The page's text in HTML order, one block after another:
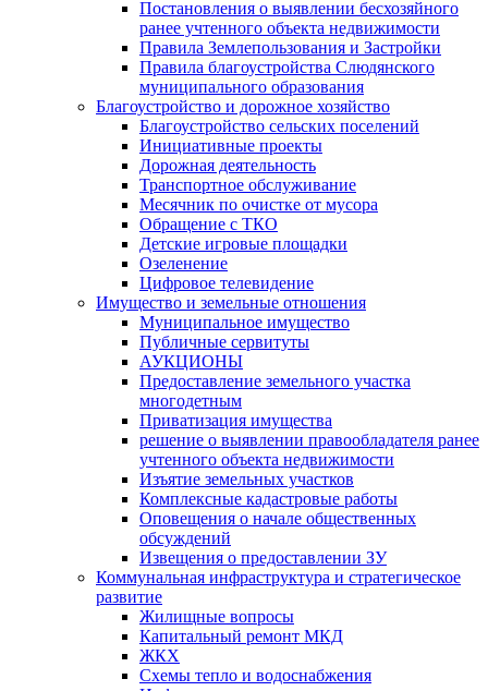
Постановления о выявлении бесхозяйного
ранее учтенного объекта недвижимости
Правила Землепользования и Застройки
Правила благоустройства Слюдянского
муниципального образования
Благоустройство и дорожное хозяйство
Благоустройство сельских поселений
Инициативные проекты
Дорожная деятельность
Транспортное обслуживание
Месячник по очистке от мусора
Обращение с ТКО
Детские игровые площадки
Озеленение
Цифровое телевидение
Имущество и земельные отношения
Муниципальное имущество
Публичные сервитуты
АУКЦИОНЫ
Предоставление земельного участка
многодетным
Приватизация имущества
решение о выявлении правообладателя ранее
учтенного объекта недвижимости
Изъятие земельных участков
Комплексные кадастровые работы
Оповещения о начале общественных
обсуждений
Извещения о предоставлении ЗУ
Коммунальная инфраструктура и стратегическое
развитие
Жилищные вопросы
Капитальный ремонт МКД
ЖКХ
Схемы тепло и водоснабжения